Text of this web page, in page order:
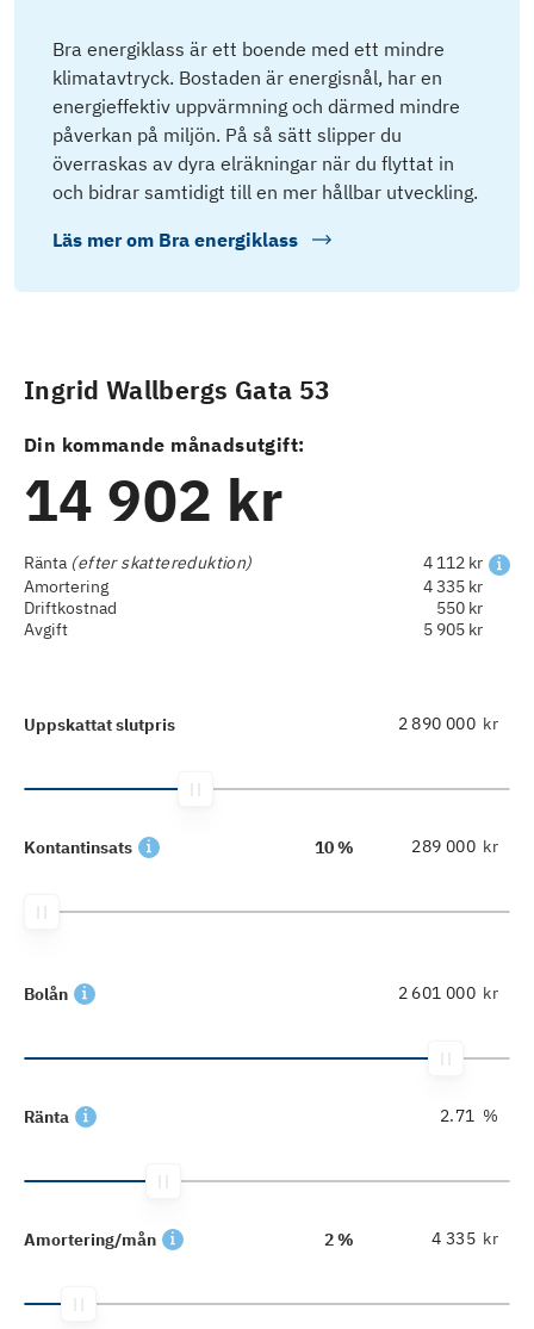
Bra energiklass är ett boende med ett mindre
klimatavtryck. Bostaden är energisnål, har en
energieffektiv uppvärmning och därmed mindre
påverkan på miljön. På så sätt slipper du
överraskas av dyra elräkningar när du flyttat in
och bidrar samtidigt till en mer hållbar utveckling.
Läs mer om Bra energiklass
Ingrid Wallbergs Gata 53
Din kommande månadsutgift:
14 902 kr
Ränta (efter skattereduktion)
4 112 kr
Amortering
4 335 kr
Driftkostnad
550 kr
Avgift
5 905 kr
Uppskattat slutpris kr
Kontantinsats 10 % kr
Bolån kr
Ränta %
Amortering/mån 2 % kr